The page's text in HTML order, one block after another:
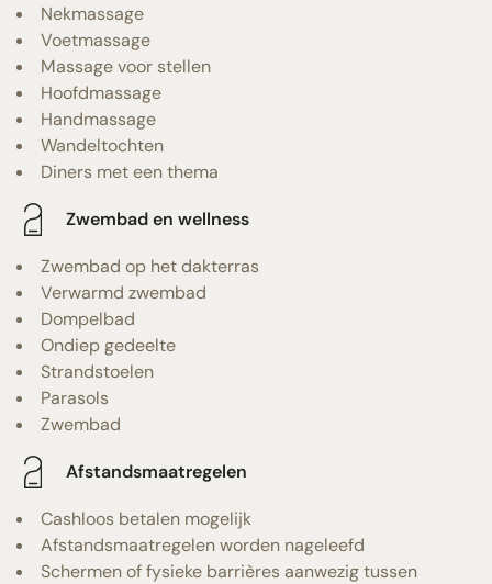
Nekmassage
Voetmassage
Massage voor stellen
Hoofdmassage
Handmassage
Wandeltochten
Diners met een thema
Zwembad en wellness
Zwembad op het dakterras
Verwarmd zwembad
Dompelbad
Ondiep gedeelte
Strandstoelen
Parasols
Zwembad
Afstandsmaatregelen
Cashloos betalen mogelijk
Afstandsmaatregelen worden nageleefd
Schermen of fysieke barrières aanwezig tussen